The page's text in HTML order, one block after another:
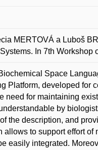
MERTOVÁ a Luboš
In 7th Workshop
Space
Platform, developed for
need for maintaining
by
the description, and
to support effort
easily integrated.